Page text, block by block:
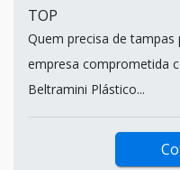
TOP
Quem precisa de
empresa comprometida
Beltramini Plástico...